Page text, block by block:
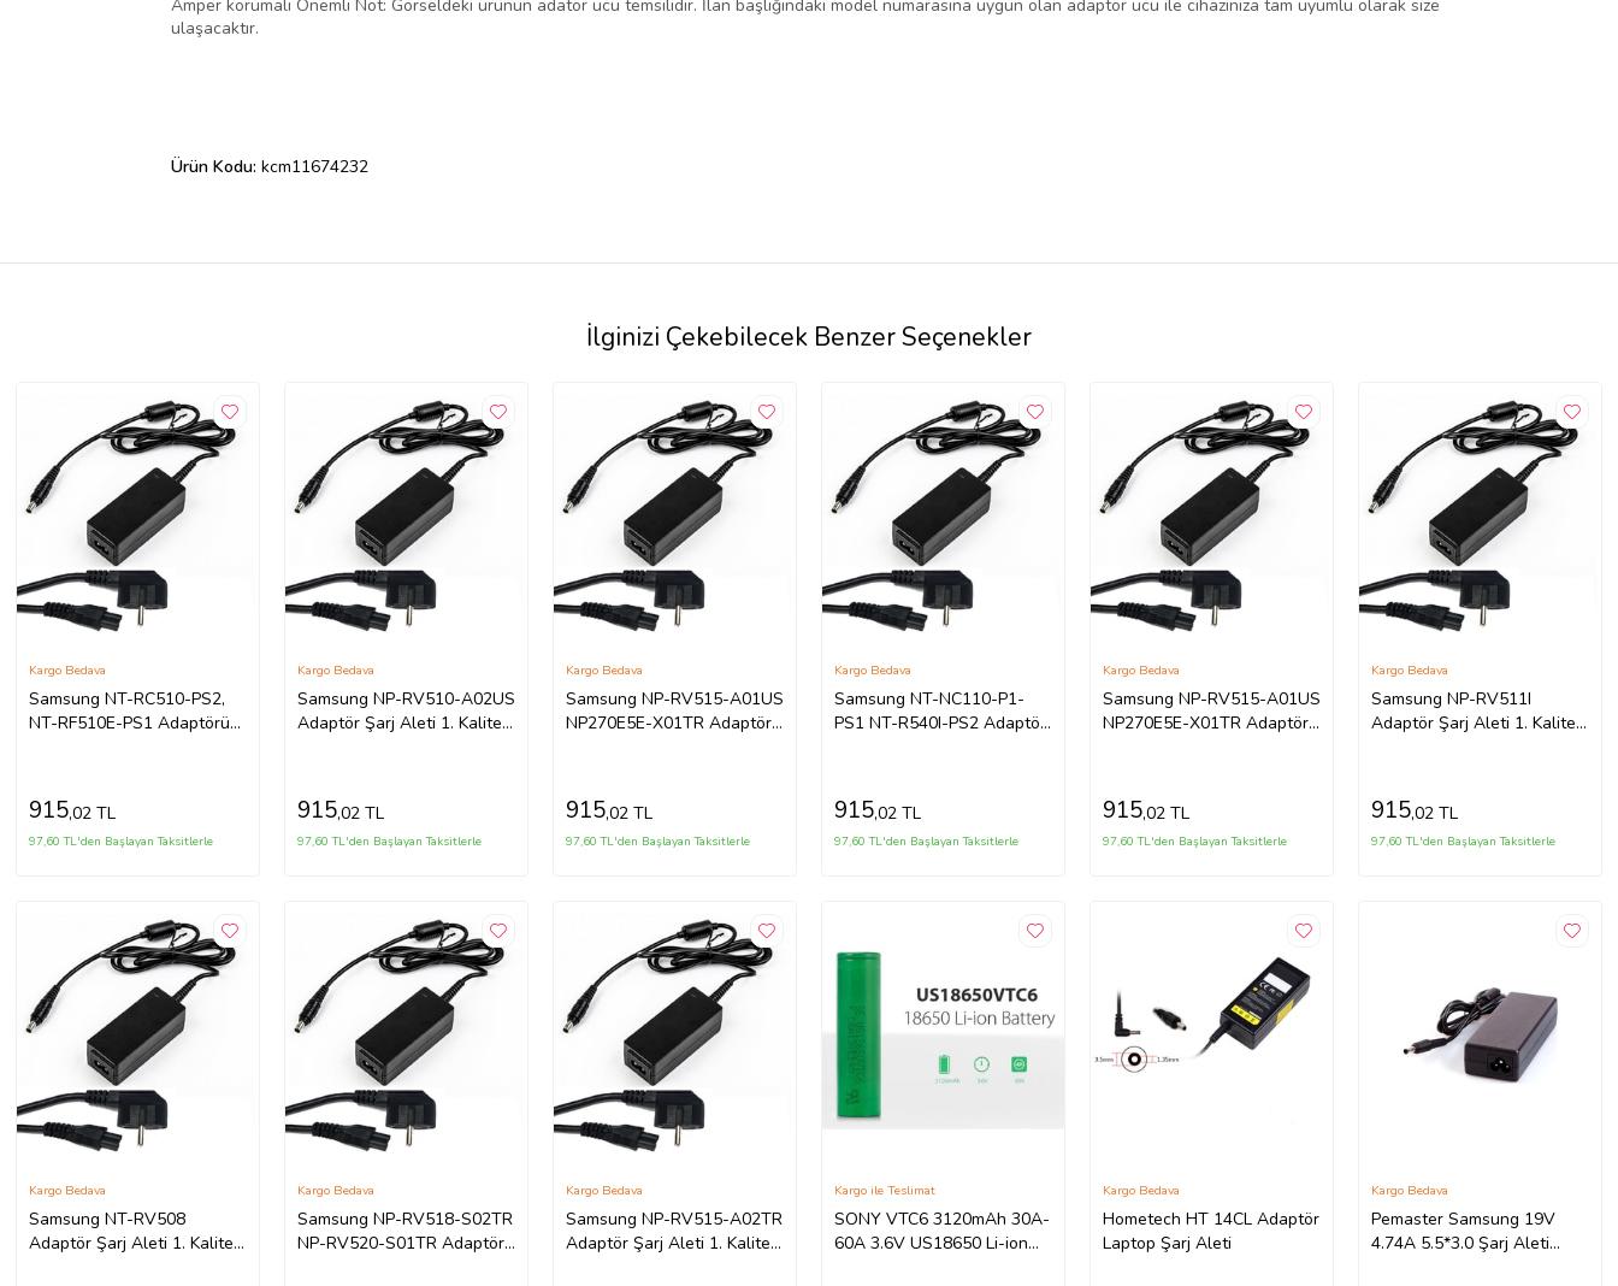
Amper korumalı Önemli Not: Görseldeki ürünün adatör ucu temsilidir. İlan başlığındaki model numarasına uygun olan adaptör ucu ile cihazınıza tam uyumlu olarak size
ulaşacaktır.
Ürün Kodu: kcm11674232
İlginizi Çekebilecek Benzer Seçenekler
Samsung NT-RC510-PS2,
NT-RF510E-PS1 Adaptörü
Kargo Bedava
915,02 TL
97,60 TL'den Başlayan Taksitlerle
Samsung NP-RV510-A02US
Adaptör Şarj Aleti 1. Kalite
Kargo Bedava
915,02 TL
97,60 TL'den Başlayan Taksitlerle
Samsung NP-RV515-A01US
NP270E5E-X01TR Adaptör
Kargo Bedava
915,02 TL
97,60 TL'den Başlayan Taksitlerle
Samsung NT-NC110-P1-
PS1 NT-R540I-PS2 Adaptör
Kargo Bedava
915,02 TL
97,60 TL'den Başlayan Taksitlerle
Samsung NP-RV515-A01US
NP270E5E-X01TR Adaptör
Kargo Bedava
915,02 TL
97,60 TL'den Başlayan Taksitlerle
Samsung NP-RV511I
Adaptör Şarj Aleti 1. Kalite
Kargo Bedava
915,02 TL
97,60 TL'den Başlayan Taksitlerle
Samsung NT-RV508
Adaptör Şarj Aleti 1. Kalite
Kargo Bedava
Samsung NP-RV518-S02TR
NP-RV520-S01TR Adaptör
Kargo Bedava
Samsung NP-RV515-A02TR
Adaptör Şarj Aleti 1. Kalite
Kargo Bedava
SONY VTC6 3120mAh 30A-
60A 3.6V US18650 Li-ion
Kargo ile Teslimat
Hometech HT 14CL Adaptör
Laptop Şarj Aleti
Kargo Bedava
Pemaster Samsung 19V
4.74A 5.5*3.0 Şarj Aleti
Kargo Bedava